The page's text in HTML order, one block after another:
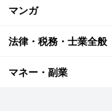
マンガ
法律・税務・士業全般
マネー・副業